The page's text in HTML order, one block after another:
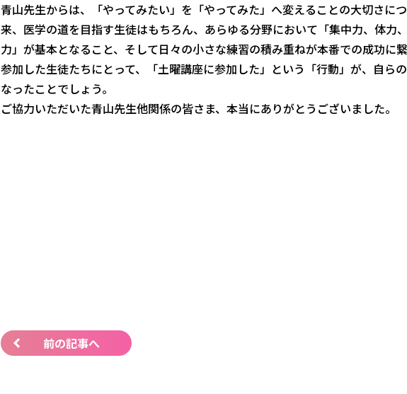
青山先生からは、「やってみたい」を「やってみた」へ変えることの大切さに
来、医学の道を目指す生徒はもちろん、あらゆる分野において「集中力、体力
力」が基本となること、そして日々の小さな練習の積み重ねが本番での成功に
参加した生徒たちにとって、「土曜講座に参加した」という「行動」が、自ら
なったことでしょう。
ご協力いただいた青山先生他関係の皆さま、本当にありがとうございました。
前の記事へ